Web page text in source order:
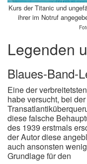
Kurs der Titanic und
ihrer im Notruf
Legenden
Blaues-Band-
Eine der
habe versucht, bei
diese falsche
des 1939 erstmals
der Autor diese
auch ansonsten
Grundlage für den